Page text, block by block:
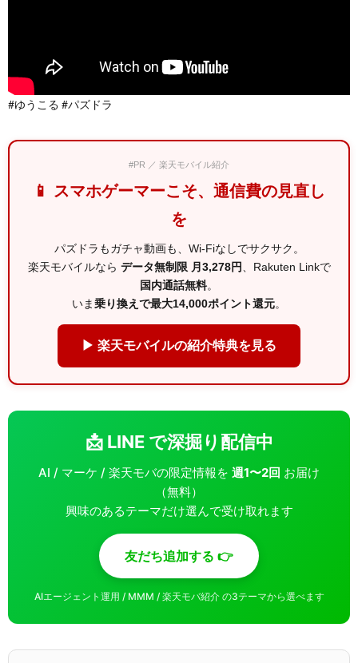
#ゆうこる #パズドラ
#PR ／ 楽天モバイル紹介
📱 スマホゲーマーこそ、通信費の見直し
を
パズドラもガチャ動画も、Wi-Fiなしでサクサク。
楽天モバイルなら データ無制限 月3,278円、Rakuten Linkで
国内通話無料。
いま乗り換えで最大14,000ポイント還元。
▶ 楽天モバイルの紹介特典を見る
📩 LINE で深掘り配信中
AI / マーケ / 楽天モバの限定情報を 週1〜2回 お届け
（無料）
興味のあるテーマだけ選んで受け取れます
友だち追加する 👉
AIエージェント運用 / MMM / 楽天モバ紹介 の3テーマから選べます